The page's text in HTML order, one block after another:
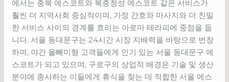
에서는 충북 에스코트와 북충청성 에스코트 같은 서비스가
훨씬 더 지역사회 중심적이며, 가정 간호와 마사지와 더 친밀
한 서비스 사이의 경계를 흐리는 아로마 테라피에 중점을 둡
니다. 서울 동대문구는 24시간 시장 지배력을 바탕으로 번창
하며, 야간 올빼미형 고객들에게 인기 있는 서울 동대문구 에
스코트가 되고 있으며, 구로구의 상업적 배경은 기술 및 생산
분야에 종사하는 이들에게 휴식을 찾는 데 적합한 서울 에스